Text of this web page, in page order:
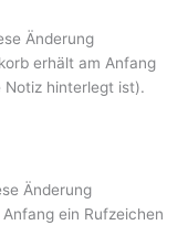
Änderung
erhält am Anfang
Notiz hinterlegt ist).
Änderung
ein Rufzeichen